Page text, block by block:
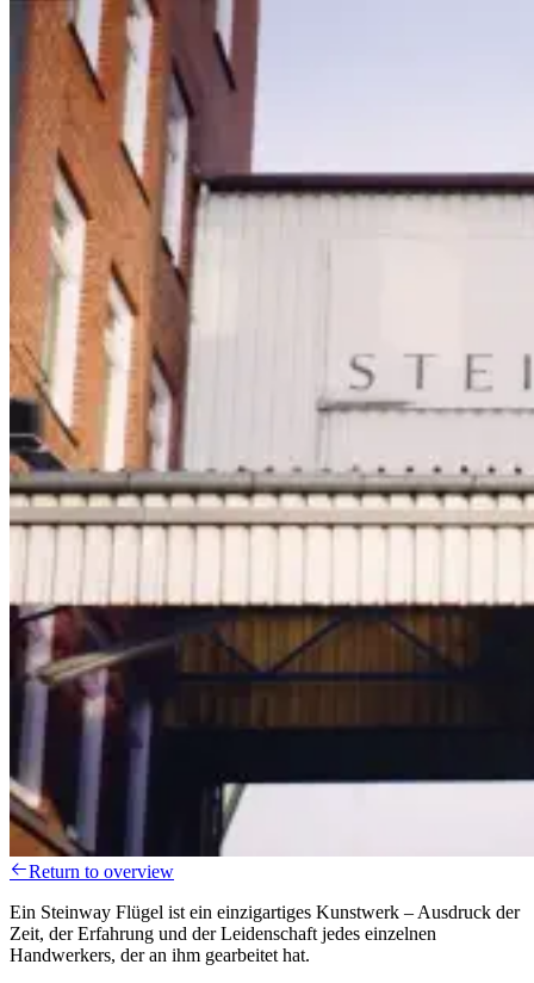
Return to overview
Ein Steinway Flügel ist ein einzigartiges Kunstwerk – Ausdruck der
Zeit, der Erfahrung und der Leidenschaft jedes einzelnen
Handwerkers, der an ihm gearbeitet hat.